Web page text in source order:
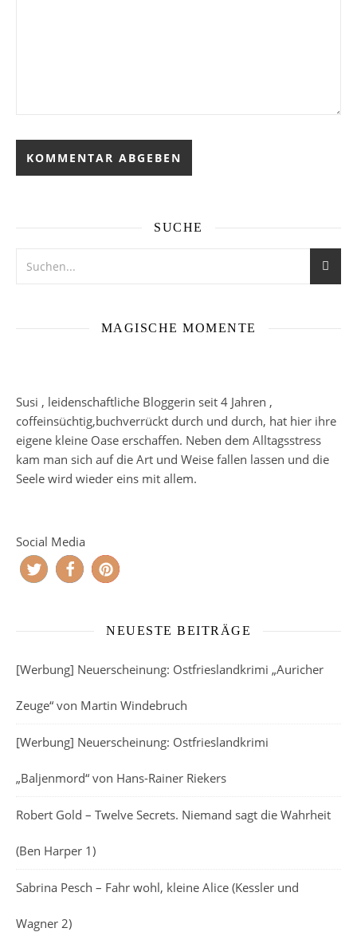
SUCHE
MAGISCHE MOMENTE
Susi , leidenschaftliche Bloggerin seit 4 Jahren ,
coffeinsüchtig,buchverrückt durch und durch, hat hier ihre
eigene kleine Oase erschaffen. Neben dem Alltagsstress
kam man sich auf die Art und Weise fallen lassen und die
Seele wird wieder eins mit allem.
Social Media
NEUESTE BEITRÄGE
[Werbung] Neuerscheinung: Ostfrieslandkrimi „Auricher
Zeuge“ von Martin Windebruch
[Werbung] Neuerscheinung: Ostfrieslandkrimi
„Baljenmord“ von Hans-Rainer Riekers
Robert Gold – Twelve Secrets. Niemand sagt die Wahrheit
(Ben Harper 1)
Sabrina Pesch – Fahr wohl, kleine Alice (Kessler und
Wagner 2)